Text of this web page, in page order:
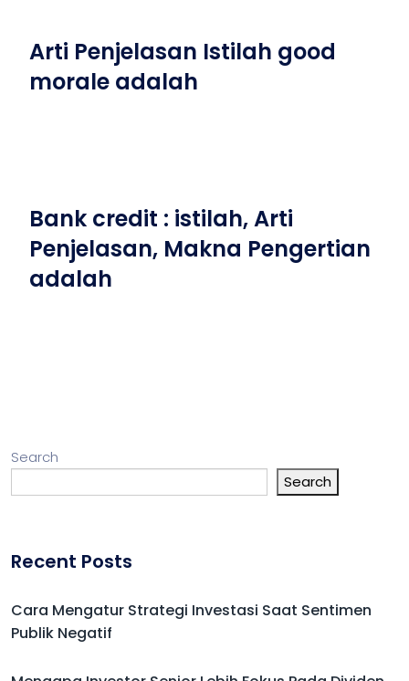
Arti Penjelasan Istilah good
morale adalah
Bank credit : istilah, Arti
Penjelasan, Makna Pengertian
adalah
Search
Search
Recent Posts
Cara Mengatur Strategi Investasi Saat Sentimen
Publik Negatif